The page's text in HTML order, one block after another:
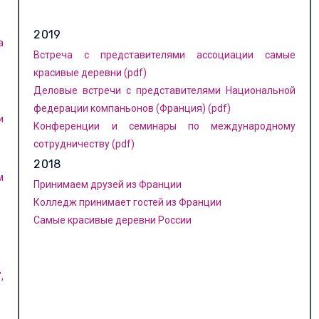
2019
Встреча с представителями ассоциации самые
красивые деревни (pdf)
Деловые встречи с представителями Национальной
федерации компаньонов (Франция) (pdf)
Конференции и семинары по международному
сотрудничеству (pdf)
2018
Принимаем друзей из Франции
Колледж принимает гостей из Франции
Самые красивые деревни России